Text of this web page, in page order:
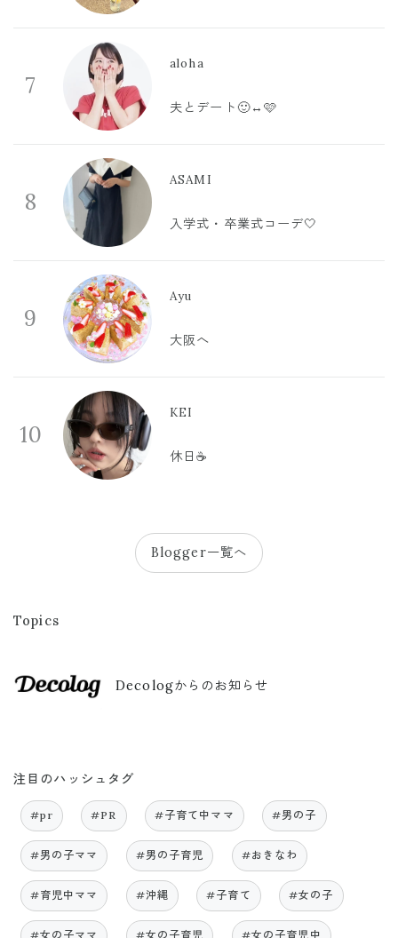
7
aloha
夫とデート🙂‍↔️🩷
8
ASAMI
入学式・卒業式コーデ🤍
9
Ayu
大阪へ
10
KEI
休日☕️
Blogger一覧へ
Topics
Decologからのお知らせ
注目のハッシュタグ
#pr #PR #子育て中ママ #男の子
#男の子ママ #男の子育児 #おきなわ
#育児中ママ #沖縄 #子育て #女の子
#女の子ママ #女の子育児 #女の子育児中